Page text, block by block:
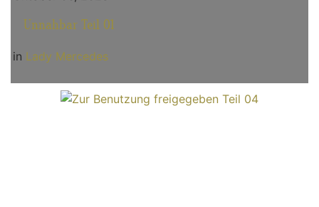
Unnahbar Teil 01
in Lady Mercedes